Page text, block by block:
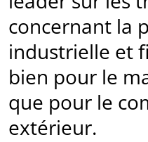
concernant la
industrielle et
bien pour le
que pour le
extérieur.